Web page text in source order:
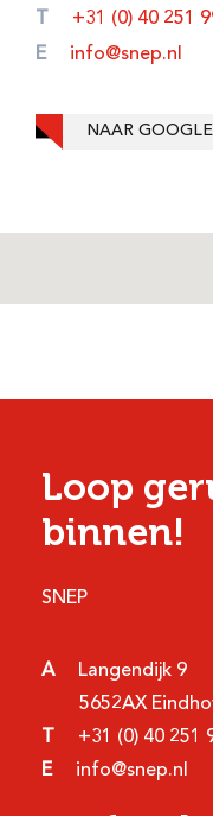
+31 (0) 40 251
E
info@snep.nl
NAAR
Loop
binnen!
SNEP
A
Langendijk 9
5652AX
+31 (0) 40 251
E
info@snep.nl